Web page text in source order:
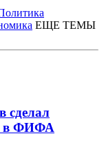
ЕЩЕ ТЕМЫ
сделал
в ФИФА